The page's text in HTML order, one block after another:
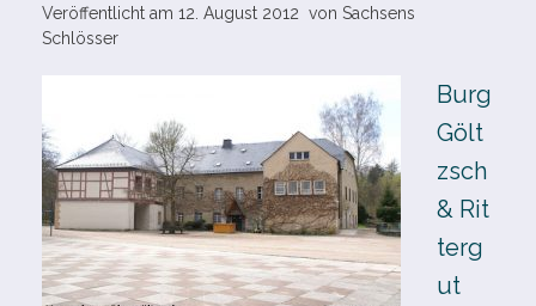
Veröffentlicht am 12. August 2012 von Sachsens
Schlösser
Burg
Gölt
zsch
& Rit
terg
ut